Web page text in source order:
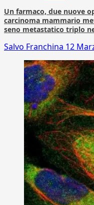
Un farmaco, due nuove
carcinoma mammario
seno metastatico triplo
Salvo Franchina 12